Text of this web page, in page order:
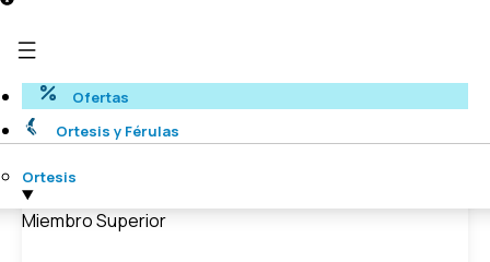
Ofertas
Ortesis y Férulas
Ortesis
Miembro Superior